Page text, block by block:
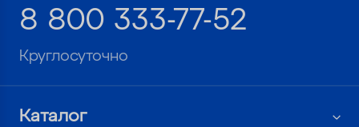
8 800 333-77-52
Круглосуточно
Каталог